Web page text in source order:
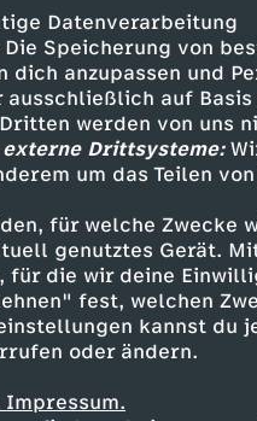
Datenverarbeitung
Die Speicherung von
dich anzupassen und
auf Basis
werden von uns
externe Drittsysteme:
um das Teilen
für welche Zwecke
genutztes Gerät.
für die wir deine
fest, welchen
kannst du
oder ändern.
Inhalte